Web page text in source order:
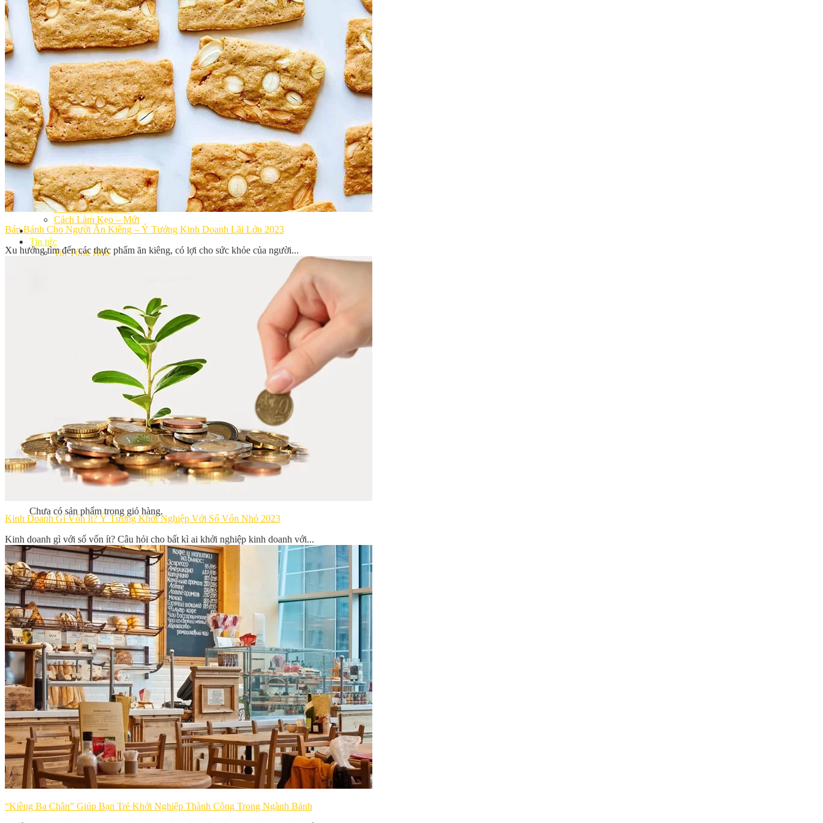
Khóa Học Handmade Mini Cake
Master Class
Chuyên Đề
Khai Giảng
Lịch học – Lịch thi
Đăng Ký Học
Công Thức
Cách Làm Bánh Việt
Cách Làm Bánh Âu
Cách Làm Bánh Kem
Cách Làm Bánh Mì
Cách Làm Bánh Trung Thu
Cách Làm Bánh Flan
Cách Làm Bánh Bao
Cách Làm Bánh Bông Lan
Cách Làm Bánh Su Kem
Cách làm bánh CupCake
Cách Làm Bánh Pizza
Cách làm bánh chay
Cách Làm Kẹo – Mứt
Video
Tin tức
Tin Tổng Hợp
Kiến Thức – Kỹ Năng
Dụng Cụ Làm Bánh
Nguyên Liệu Làm Bánh
Gương Thành Công
Thư Viện Hình Ảnh
Siêu thị ĐVP Market
Chưa có sản phẩm trong giỏ hàng.
Chưa có sản phẩm trong giỏ hàng.
Bán Bánh Cho Người Ăn Kiêng – Ý Tưởng Kinh Doanh Lãi Lớn 2023
Xu hướng tìm đến các thực phẩm ăn kiêng, có lợi cho sức khỏe của người...
Kinh Doanh Gì Vốn Ít? Ý Tưởng Khởi Nghiệp Với Số Vốn Nhỏ 2023
Kinh doanh gì với số vốn ít? Câu hỏi cho bất kì ai khởi nghiệp kinh doanh với...
“Kiềng Ba Chân” Giúp Bạn Trẻ Khởi Nghiệp Thành Công Trong Ngành Bánh